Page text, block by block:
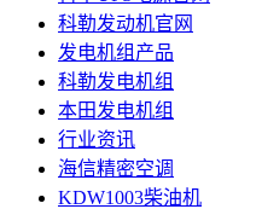
科勒发动机官网
发电机组产品
科勒发电机组
本田发电机组
行业资讯
海信精密空调
KDW1003柴油机